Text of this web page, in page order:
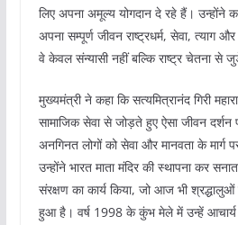
लिए अपना अमूल्य योगदान दे रहे हैं। उन्होंने
अपना सम्पूर्ण जीवन राष्ट्रधर्म, सेवा, त्याग
वे केवल संन्यासी नहीं बल्कि राष्ट्र चेतना से
मुख्यमंत्री ने कहा कि सत्यमित्रानंद गिरी
सामाजिक सेवा से जोड़ते हुए ऐसा जीवन
अनगिनत लोगों को सेवा और मानवता के मार्ग
उन्होंने भारत माता मंदिर की स्थापना कर
संरक्षण का कार्य किया, जो आज भी
हुआ है। वर्ष 1998 के कुंभ मेले में उन्हें आचार्य